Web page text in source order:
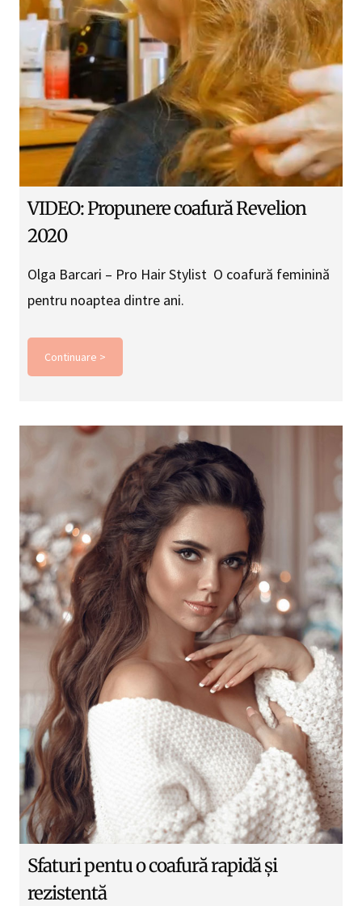
VIDEO: Propunere coafură Revelion
2020
Olga Barcari – Pro Hair Stylist O coafură feminină
pentru noaptea dintre ani.
Continuare >
Sfaturi pentu o coafură rapidă și
rezistentă